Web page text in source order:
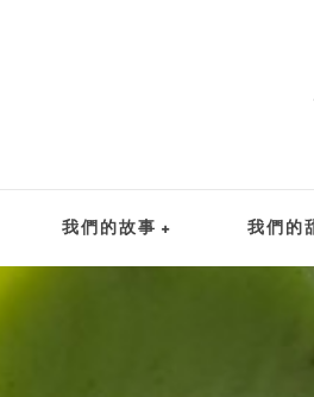
我們的故事 我們的